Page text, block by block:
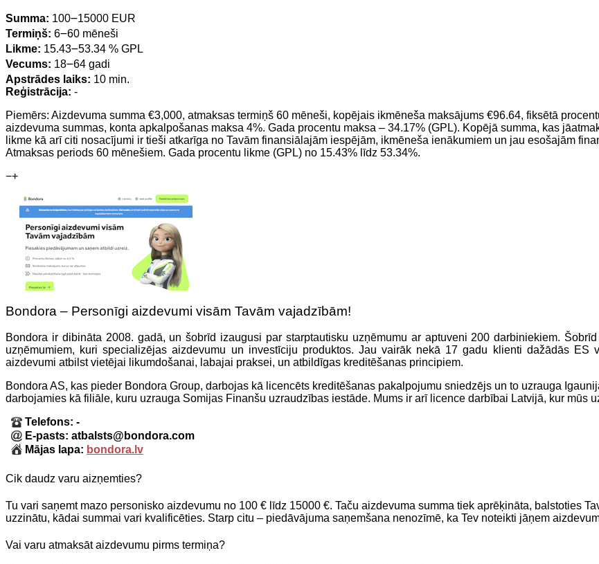
Summa: 100౼15000 EUR
Termiņš: 6౼60 mēneši
Likme: 15.43౼53.34 % GPL
Vecums: 18౼64 gadi
Apstrādes laiks: 10 min.
Reģistrācija: -
Piemērs: Aizdevuma summa €3,000, atmaksas termiņš 60 mēneši, kopējais ikmēneša maksājums €96.64, fiksētā
aizdevuma summas, konta apkalpošanas maksa 4%. Gada procentu maksa – 34.17% (GPL). Kopējā summa, kas
likme kā arī citi nosacījumi ir tieši atkarīga no Tavām finansiālajām iespējām, ikmēneša ienākumiem un jau esošajām
Atmaksas periods 60 mēnešiem. Gada procentu likme (GPL) no 15.43% līdz 53.34%.
−+
Bondora – Personīgi aizdevumi visām Tavām vajadzībām!
Bondora ir dibināta 2008. gadā, un šobrīd izaugusi par starptautisku uzņēmumu ar aptuveni 200 darbiniekiem.
uzņēmumiem, kuri specializējas aizdevumu un investīciju produktos. Jau vairāk nekā 17 gadu klienti dažādās ES
aizdevumi atbilst vietējai likumdošanai, labajai praksei, un atbildīgas kreditēšanas principiem.
Bondora AS, kas pieder Bondora Group, darbojas kā licencēts kreditēšanas pakalpojumu sniedzējs un to uzrauga
darbojamies kā filiāle, kuru uzrauga Somijas Finanšu uzraudzības iestāde. Mums ir arī licence darbībai Latvijā, kur mūs
Telefons: -
E-pasts: atbalsts@bondora.com
Mājas lapa: bondora.lv
Cik daudz varu aizņemties?
Tu vari saņemt mazo personisko aizdevumu no 100 € līdz 15000 €. Taču aizdevuma summa tiek aprēķināta, balstoties
uzzinātu, kādai summai vari kvalificēties. Starp citu – piedāvājuma saņemšana nenozīmē, ka Tev noteikti jāņem
Vai varu atmaksāt aizdevumu pirms termiņa?